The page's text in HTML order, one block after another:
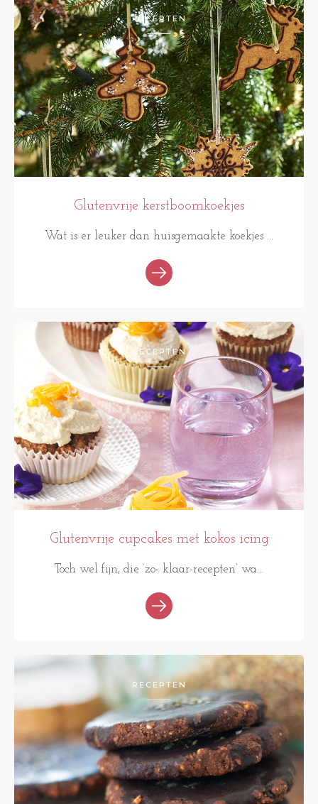
RECEPTEN
Glutenvrije kerstboomkoekjes
Wat is er leuker dan huisgemaakte koekjes ...
RECEPTEN
Glutenvrije cupcakes met kokos icing
Toch wel fijn, die ‘zo- klaar-recepten’ wa...
RECEPTEN